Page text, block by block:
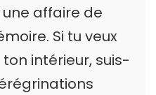
affaire de
Si tu veux
intérieur, suis-